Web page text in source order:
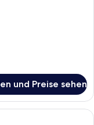
und Preise sehen